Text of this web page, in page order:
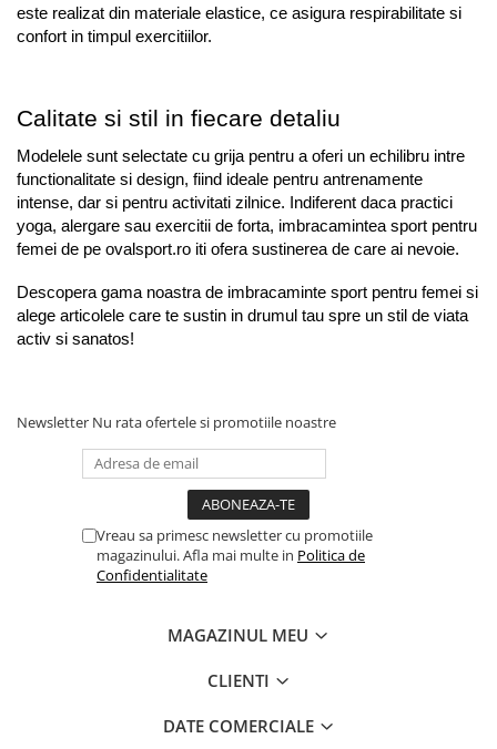
este realizat din materiale elastice, ce asigura respirabilitate si
confort in timpul exercitiilor.
Calitate si stil in fiecare detaliu
Modelele sunt selectate cu grija pentru a oferi un echilibru intre
functionalitate si design, fiind ideale pentru antrenamente
intense, dar si pentru activitati zilnice. Indiferent daca practici
yoga, alergare sau exercitii de forta, imbracamintea sport pentru
femei de pe ovalsport.ro iti ofera sustinerea de care ai nevoie.
Descopera gama noastra de imbracaminte sport pentru femei si
alege articolele care te sustin in drumul tau spre un stil de viata
activ si sanatos!
Newsletter Nu rata ofertele si promotiile noastre
Vreau sa primesc newsletter cu promotiile
magazinului. Afla mai multe in Politica de
Confidentialitate
MAGAZINUL MEU
CLIENTI
DATE COMERCIALE